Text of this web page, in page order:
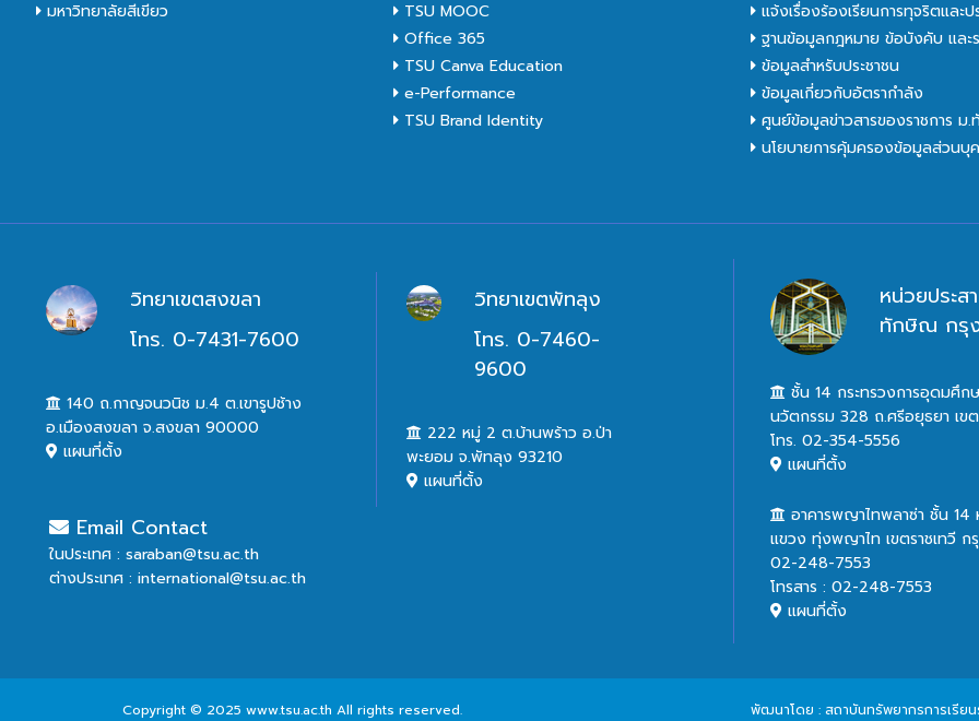
มหาวิทยาลัยสีเขียว
TSU MOOC
Office 365
TSU Canva Education
e-Performance
TSU Brand Identity
แจ้งเรื่องร้องเรียนการทุจริตและ
ฐานข้อมูลกฎหมาย ข้อบังคับ และร
ข้อมูลสำหรับประชาชน
ข้อมูลเกี่ยวกับอัตรากำลัง
ศูนย์ข้อมูลข่าวสารของราชการ
นโยบายการคุ้มครองข้อมูลส่วนบุ
วิทยาเขตสงขลา
โทร. 0-7431-7600
140 ถ.กาญจนวนิช ม.4 ต.เขารูปช้าง
อ.เมืองสงขลา จ.สงขลา 90000
แผนที่ตั้ง
วิทยาเขตพัทลุง
โทร. 0-7460-
9600
222 หมู่ 2 ต.บ้านพร้าว อ.ป่า
พะยอม จ.พัทลุง 93210
แผนที่ตั้ง
Email Contact
ในประเทศ : saraban@tsu.ac.th
ต่างประเทศ : international@tsu.ac.th
หน่วยประส
ทักษิณ กรุ
ชั้น 14 กระทรวงการอุดมศึก
นวัตกรรม 328 ถ.ศรีอยุธยา เข
โทร. 02-354-5556
แผนที่ตั้ง
อาคารพญาไทพลาซ่า ชั้น
แขวง ทุ่งพญาไท เขตราชเทวี
02-248-7553
โทรสาร : 02-248-7553
แผนที่ตั้ง
Copyright © 2025 www.tsu.ac.th All rights reserved. พัฒนาโดย : สถาบันทรัพยากรการเรีย